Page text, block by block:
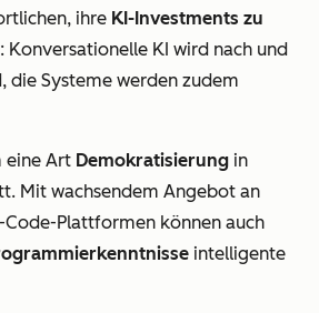
ihre KI-Investments zu
Konversationelle KI wird nach und
die Systeme werden zudem
eine Art Demokratisierung in
Mit wachsendem Angebot an
Plattformen können auch
intelligente